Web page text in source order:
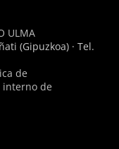
ULMA
(Gipuzkoa) · Tel.
de
interno de